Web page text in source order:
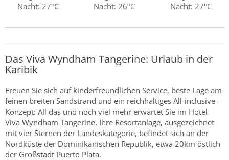
Nacht: 27°C
Nacht: 26°C
Nacht: 27°C
Das Viva Wyndham Tangerine: Urlaub in der
Karibik
Freuen Sie sich auf kinderfreundlichen Service, beste Lage am
feinen breiten Sandstrand und ein reichhaltiges All-inclusive-
Konzept: All das und noch viel mehr erwartet Sie im Hotel
Viva Wyndham Tangerine. Ihre Resortanlage, ausgezeichnet
mit vier Sternen der Landeskategorie, befindet sich an der
Nordküste der Dominikanischen Republik, etwa 20km östlich
der Großstadt Puerto Plata.